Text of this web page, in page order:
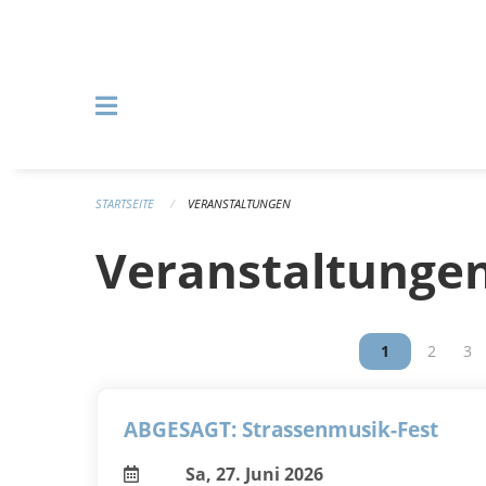
STARTSEITE VERANSTALTUNGEN
Vous êtes sur
1 Vous
2 3
ABGESAGT: Strassenmusik-Fest
Sa, 27. Juni 2026